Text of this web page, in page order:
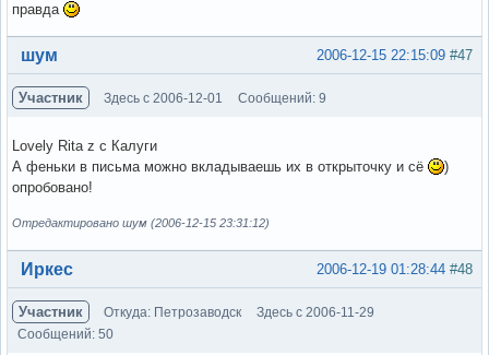
правда
Вне форума #47
2006-12-15 22:15:09
шум
Участник Здесь с 2006-12-01 Сообщений: 9
Lovely Rita z c Калуги
А феньки в письма можно вкладываешь их в открыточку и сё
)
опробовано!
Отредактировано шум (2006-12-15 23:31:12)
Вне форума #48
2006-12-19 01:28:44
Иркес
Участник Откуда: Петрозаводск
Здесь с 2006-11-29
Сообщений: 50